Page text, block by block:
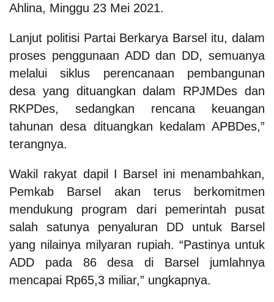
Ahlina, Minggu 23 Mei 2021.
Lanjut politisi Partai Berkarya Barsel itu, dalam
proses penggunaan ADD dan DD, semuanya
melalui siklus perencanaan pembangunan
desa yang dituangkan dalam RPJMDes dan
RKPDes, sedangkan rencana keuangan
tahunan desa dituangkan kedalam APBDes,”
terangnya.
Wakil rakyat dapil I Barsel ini menambahkan,
Pemkab Barsel akan terus berkomitmen
mendukung program dari pemerintah pusat
salah satunya penyaluran DD untuk Barsel
yang nilainya milyaran rupiah. “Pastinya untuk
ADD pada 86 desa di Barsel jumlahnya
mencapai Rp65,3 miliar,” ungkapnya.